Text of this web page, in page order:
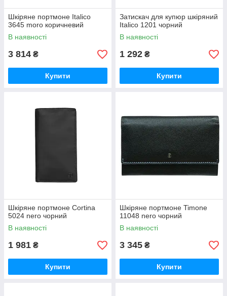
Шкіряне портмоне Italico
3645 moro коричневий
В наявності
3 814 ₴
Купити
Затискач для купюр шкіряний
Italico 1201 чорний
В наявності
1 292 ₴
Купити
Шкіряне портмоне Cortina
5024 nero чорний
В наявності
1 981 ₴
Купити
Шкіряне портмоне Timone
11048 nero чорний
В наявності
3 345 ₴
Купити